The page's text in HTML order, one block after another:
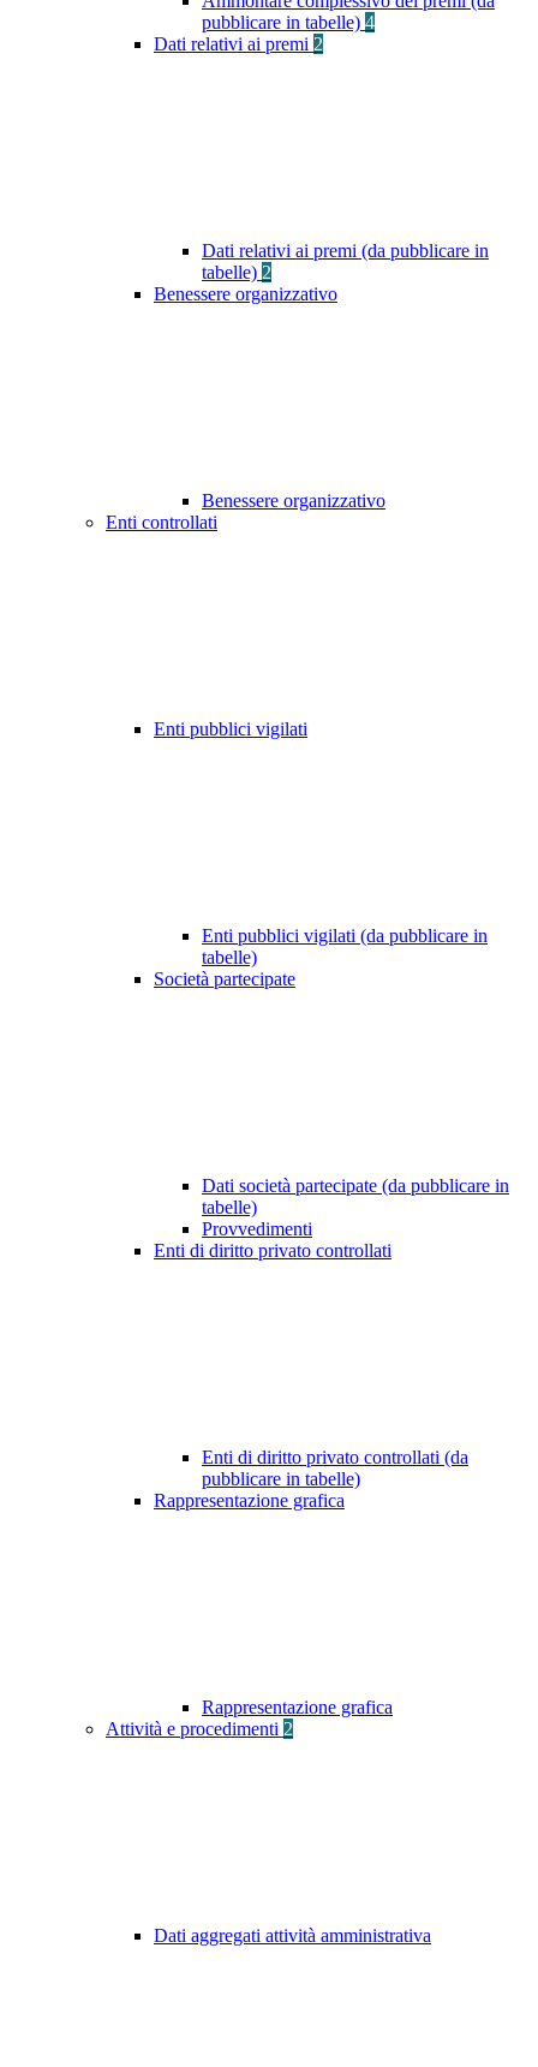
pubblicare in tabelle) 4
Dati relativi ai premi 2
Dati relativi ai premi (da pubblicare in
tabelle) 2
Benessere organizzativo
Benessere organizzativo
Enti controllati
Enti pubblici vigilati
Enti pubblici vigilati (da pubblicare in
tabelle)
Società partecipate
Dati società partecipate (da pubblicare in
tabelle)
Provvedimenti
Enti di diritto privato controllati
Enti di diritto privato controllati (da
pubblicare in tabelle)
Rappresentazione grafica
Rappresentazione grafica
Attività e procedimenti 2
Dati aggregati attività amministrativa